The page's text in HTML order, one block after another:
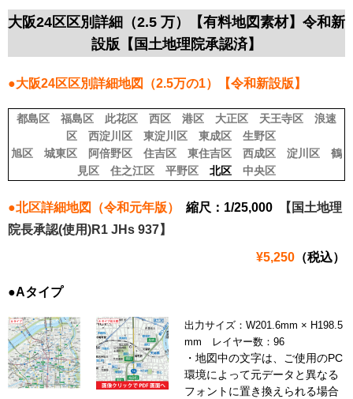
大阪24区区別詳細（2.5 万）【有料地図素材】令和新
設版【国土地理院承認済】
●大阪24区区別詳細地図（2.5万の1）【令和新設版】
都島区 福島区 此花区 西区 港区 大正区 天王寺区
浪速
区
西淀川区 東淀川区 東成区
生野区
旭区
城東区 阿倍野区 住吉区 東住吉区 西成区 淀川区
鶴
見区
住之江区 平野区 北区 中央区
●北区詳細地図（令和元年版） 縮尺：1/25,000
【国土地理
院長承認(使用)R1 JHs 937】
¥5,250 （税込）
●Aタイプ
出力サイズ：W201.6mm × H198.5
mm レイヤー数：96
・地図中の文字は、ご使用のPC
環境によって元データと異なる
フォントに置き換えられる場合